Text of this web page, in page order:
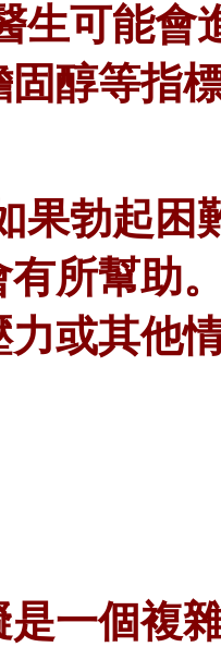
生可能會
醇等指
果勃起困
所幫助
力或其他
一個複